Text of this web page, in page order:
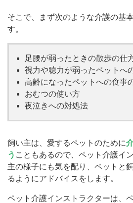
そこで、まず次のような介護の基
す。
足腰が弱ったときの散歩の仕
視力や聴力が弱ったペットへ
高齢になったペットへの食事
おむつの使い方
夜泣きへの対処法
飼い主は、愛するペットのために
う こともあるので、ペット介護イ
主の様子にも気を配り、ペットと
るようにアドバイスをします。
ペット介護インストラクターは、